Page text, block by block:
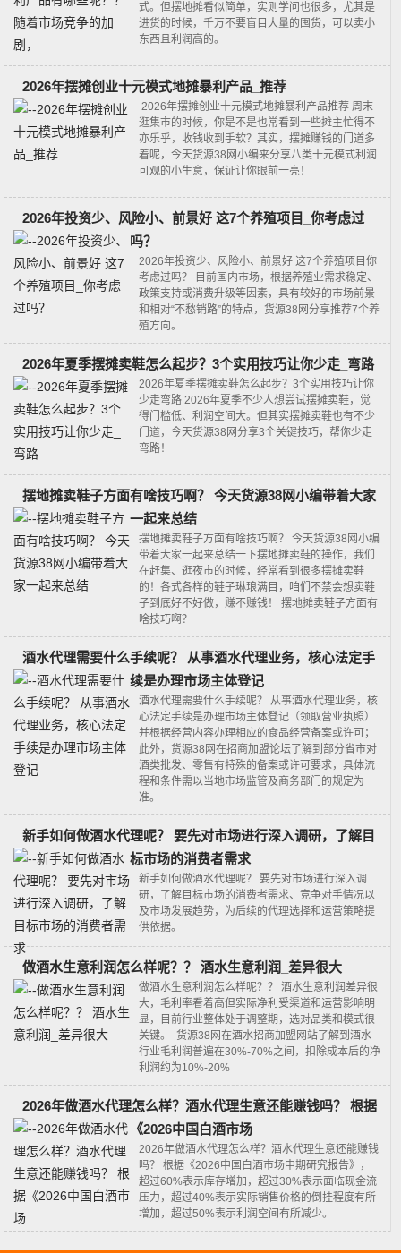
式。但摆地摊看似简单，实则学问也很多，尤其是
进货的时候，千万不要盲目大量的囤货，可以卖小
东西且利润高的。
2026年摆摊创业十元模式地摊暴利产品_推荐
2026年摆摊创业十元模式地摊暴利产品推荐 周末
逛集市的时候，你是不是也常看到一些摊主忙得不
亦乐乎，收钱收到手软？其实，摆摊赚钱的门道多
着呢，今天货源38网小编来分享八类十元模式利润
可观的小生意，保证让你眼前一亮！
2026年投资少、风险小、前景好 这7个养殖项目_你考虑过
吗？
2026年投资少、风险小、前景好 这7个养殖项目你
考虑过吗？ 目前国内市场，根据养殖业需求稳定、
政策支持或消费升级等因素，具有较好的市场前景
和相对“不愁销路”的特点，货源38网分享推荐7个养
殖方向。
2026年夏季摆摊卖鞋怎么起步？3个实用技巧让你少走_弯路
2026年夏季摆摊卖鞋怎么起步？3个实用技巧让你
少走弯路 2026年夏季不少人想尝试摆摊卖鞋，觉
得门槛低、利润空间大。但其实摆摊卖鞋也有不少
门道，今天货源38网分享3个关键技巧，帮你少走
弯路！
摆地摊卖鞋子方面有啥技巧啊？ 今天货源38网小编带着大家
一起来总结
摆地摊卖鞋子方面有啥技巧啊？ 今天货源38网小编
带着大家一起来总结一下摆地摊卖鞋的操作，我们
在赶集、逛夜市的时候，经常看到很多摆摊卖鞋
的！各式各样的鞋子琳琅满目，咱们不禁会想卖鞋
子到底好不好做，赚不赚钱！ 摆地摊卖鞋子方面有
啥技巧啊？
酒水代理需要什么手续呢？ 从事酒水代理业务，核心法定手
续是办理市场主体登记
酒水代理需要什么手续呢？ 从事酒水代理业务，核
心法定手续是办理市场主体登记（领取营业执照）
并根据经营内容办理相应的食品经营备案或许可；
此外，货源38网在招商加盟论坛了解到部分省市对
酒类批发、零售有特殊的备案或许可要求，具体流
程和条件需以当地市场监管及商务部门的规定为
准。
新手如何做酒水代理呢？ 要先对市场进行深入调研，了解目
标市场的消费者需求
新手如何做酒水代理呢？ 要先对市场进行深入调
研，了解目标市场的消费者需求、竞争对手情况以
及市场发展趋势，为后续的代理选择和运营策略提
供依据。
做酒水生意利润怎么样呢？？ 酒水生意利润_差异很大
做酒水生意利润怎么样呢？？ 酒水生意利润差异很
大，毛利率看着高但实际净利受渠道和运营影响明
显‌，目前行业整体处于调整期，选对品类和模式很
关键。‌‌‌ 货源38网在酒水招商加盟网站了解到酒水
行业毛利润普遍在30%-70%之间，扣除成本后的净
利润约为10%-20%
2026年做酒水代理怎么样？酒水代理生意还能赚钱吗？ 根据
《2026中国白酒市场
2026年做酒水代理怎么样？酒水代理生意还能赚钱
吗？ 根据《2026中国白酒市场中期研究报告》，
超过60%表示库存增加，超过30%表示面临现金流
压力，超过40%表示实际销售价格的倒挂程度有所
增加，超过50%表示利润空间有所减少。